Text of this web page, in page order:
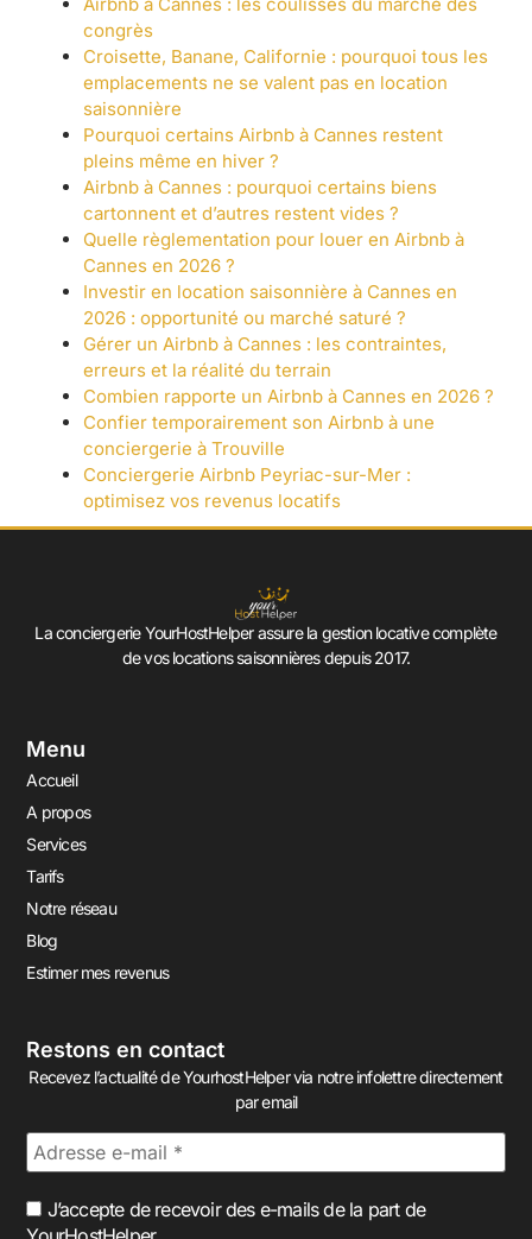
congrès
Croisette, Banane, Californie : pourquoi tous les
emplacements ne se valent pas en location
saisonnière
Pourquoi certains Airbnb à Cannes restent
pleins même en hiver ?
Airbnb à Cannes : pourquoi certains biens
cartonnent et d’autres restent vides ?
Quelle règlementation pour louer en Airbnb à
Cannes en 2026 ?
Investir en location saisonnière à Cannes en
2026 : opportunité ou marché saturé ?
Gérer un Airbnb à Cannes : les contraintes,
erreurs et la réalité du terrain
Combien rapporte un Airbnb à Cannes en 2026 ?
Confier temporairement son Airbnb à une
conciergerie à Trouville
Conciergerie Airbnb Peyriac-sur-Mer :
optimisez vos revenus locatifs
La conciergerie YourHostHelper assure la gestion locative complète
de vos locations saisonnières depuis 2017.
Menu
Accueil
A propos
Services
Tarifs
Notre réseau
Blog
Estimer mes revenus
Restons en contact
Recevez l’actualité de YourhostHelper via notre infolettre directement
par email
J’accepte de recevoir des e-mails de la part de